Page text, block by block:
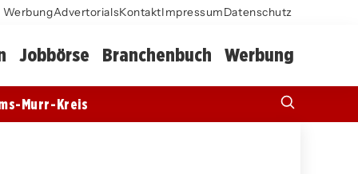
WerbungAdvertorialsKontaktImpressumDatenschutz
Jobbörse Branchenbuch Werbung
Murr-Kreis